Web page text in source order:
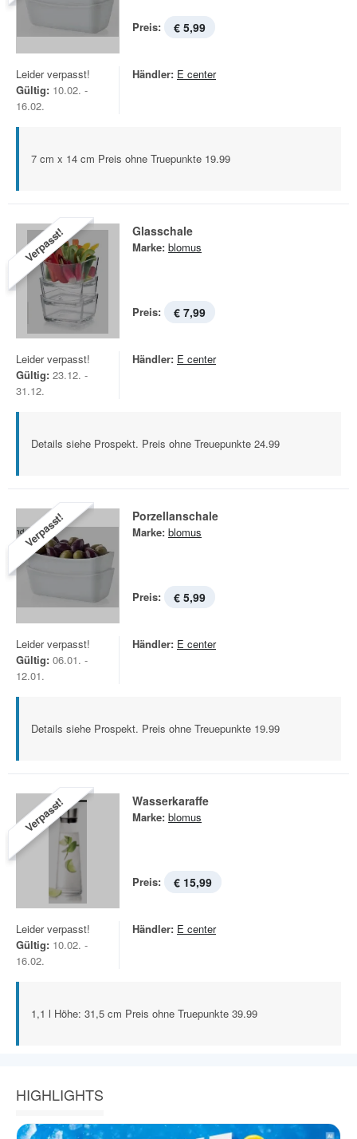
Preis: € 5,99
Leider verpasst!
Gültig: 10.02. -
16.02.
Händler: E center
7 cm x 14 cm Preis ohne Truepunkte 19.99
Verpasst! Glasschale
Marke: blomus
Preis: € 7,99
Leider verpasst!
Gültig: 23.12. -
31.12.
Händler: E center
Details siehe Prospekt. Preis ohne Treuepunkte 24.99
Verpasst! Porzellanschale
Marke: blomus
Preis: € 5,99
Leider verpasst!
Gültig: 06.01. -
12.01.
Händler: E center
Details siehe Prospekt. Preis ohne Treuepunkte 19.99
Verpasst! Wasserkaraffe
Marke: blomus
Preis: € 15,99
Leider verpasst!
Gültig: 10.02. -
16.02.
Händler: E center
1,1 l Höhe: 31,5 cm Preis ohne Truepunkte 39.99
HIGHLIGHTS